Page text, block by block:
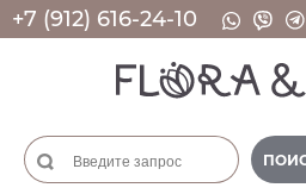
+7 (912) 616-24-10